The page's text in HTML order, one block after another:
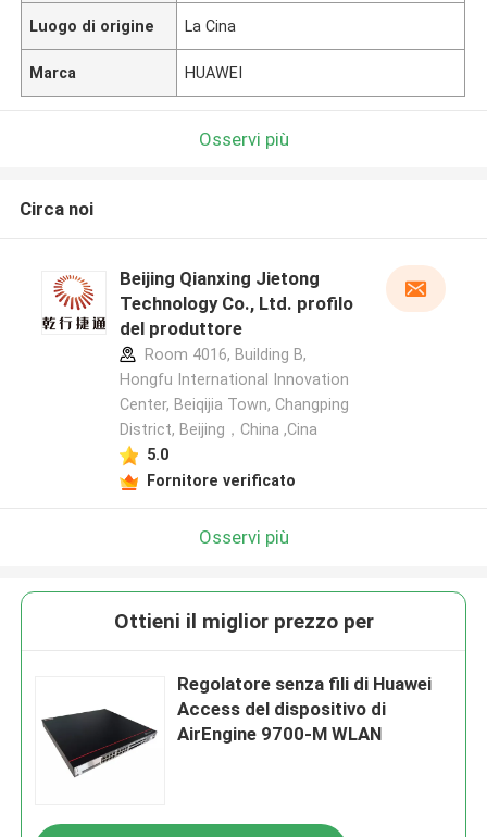
Luogo di origine La Cina
Marca HUAWEI
Osservi più
Circa noi
Beijing Qianxing Jietong
Technology Co., Ltd. profilo
del produttore
Room 4016, Building B,
Hongfu International Innovation
Center, Beiqijia Town, Changping
District, Beijing，China ,Cina
5.0
Fornitore verificato
Osservi più
Ottieni il miglior prezzo per
Regolatore senza fili di Huawei
Access del dispositivo di
AirEngine 9700-M WLAN